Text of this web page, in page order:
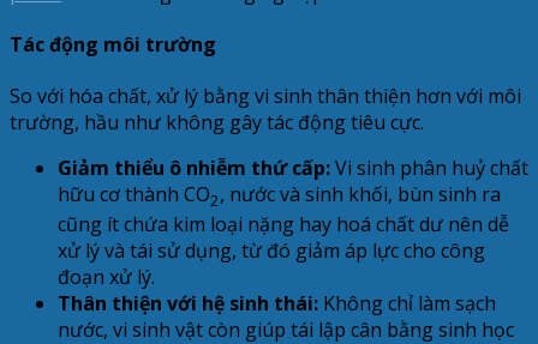
Tác động môi trường
So với hóa chất, xử lý bằng vi sinh thân thiện hơn với môi
trường, hầu như không gây tác động tiêu cực.
Giảm thiểu ô nhiễm thứ cấp:Vi sinh phân huỷ chất
hữu cơ thành CO2, nước và sinh khối, bùn sinh ra
cũng ít chứa kim loại nặng hay hoá chất dư nên dễ
xử lý và tái sử dụng, từ đó giảm áp lực cho công
đoạn xử lý.
Thân thiện với hệ sinh thái: Không chỉ làm sạch
nước, vi sinh vật còn giúp tái lập cân bằng sinh học